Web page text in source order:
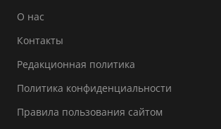
О нас
Контакты
Редакционная политика
Политика конфиденциальности
Правила пользования сайтом